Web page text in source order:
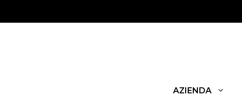
AZIENDA